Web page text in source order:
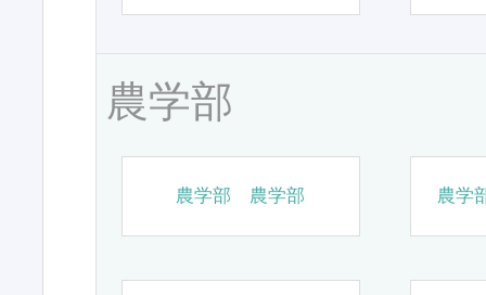
農学部
農学部 農学部 農学